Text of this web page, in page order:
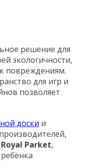
решение для
экологичности,
повреждениям.
для игр и
позволяет
доски и
Royal Parket,